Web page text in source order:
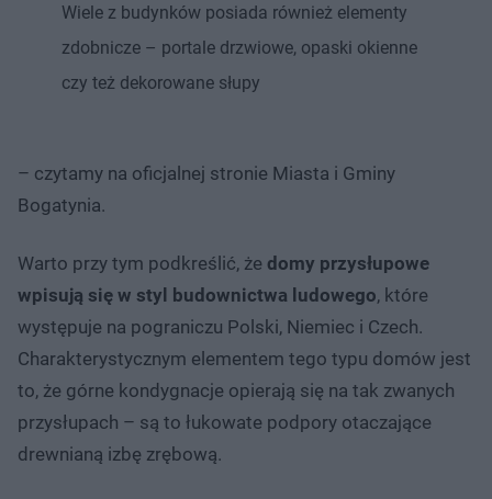
Wiele z budynków posiada również elementy
zdobnicze – portale drzwiowe, opaski okienne
czy też dekorowane słupy
– czytamy na oficjalnej stronie Miasta i Gminy
Bogatynia.
Warto przy tym podkreślić, że domy przysłupowe
wpisują się w styl budownictwa ludowego, które
występuje na pograniczu Polski, Niemiec i Czech.
Charakterystycznym elementem tego typu domów jest
to, że górne kondygnacje opierają się na tak zwanych
przysłupach – są to łukowate podpory otaczające
drewnianą izbę zrębową.